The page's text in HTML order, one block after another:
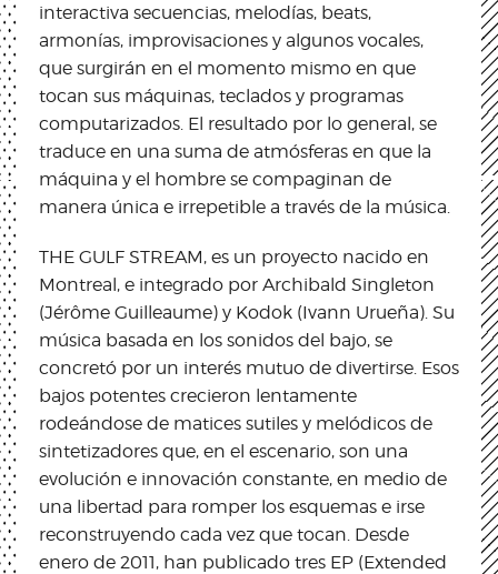
interactiva secuencias, melodías, beats,
armonías, improvisaciones y algunos vocales,
que surgirán en el momento mismo en que
tocan sus máquinas, teclados y programas
computarizados. El resultado por lo general, se
traduce en una suma de atmósferas en que la
máquina y el hombre se compaginan de
manera única e irrepetible a través de la música.
THE GULF STREAM, es un proyecto nacido en
Montreal, e integrado por Archibald Singleton
(Jérôme Guilleaume) y Kodok (Ivann Urueña). Su
música basada en los sonidos del bajo, se
concretó por un interés mutuo de divertirse. Esos
bajos potentes crecieron lentamente
rodeándose de matices sutiles y melódicos de
sintetizadores que, en el escenario, son una
evolución e innovación constante, en medio de
una libertad para romper los esquemas e irse
reconstruyendo cada vez que tocan. Desde
enero de 2011, han publicado tres EP (Extended